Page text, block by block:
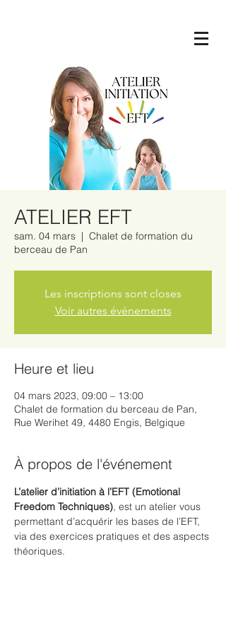
ATELIER EFT
sam. 04 mars
  |
Chalet de formation du
berceau de Pan
Les inscriptions sont closes
Voir autres événements
Heure et lieu
04 mars 2023, 09:00 – 13:00
Chalet de formation du berceau de Pan,
Rue Werihet 49, 4480 Engis, Belgique
À propos de l'événement
L’atelier d’initiation à l’EFT (Emotional
Freedom Techniques), est un atelier vous
permettant d’acquérir les bases de l’EFT,
via des exercices pratiques et des aspects
théoriques.